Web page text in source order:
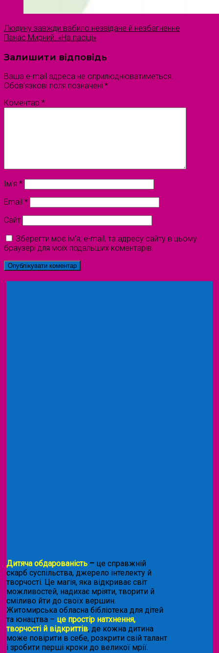
Людину завжди вабило незвідане й незбагненне
Панас Мирний. «На пасіці»
Залишити відповідь
Ваша e-mail адреса не оприлюднюватиметься.
Обов’язкові поля позначені *
Коментар *
Ім'я *
Email *
Сайт
Зберегти моє ім'я, e-mail, та адресу сайту в цьому
браузері для моїх подальших коментарів.
Дитяча обдарованість – це справжній
скарб суспільства, джерело інтелекту й
творчості. Це магія, яка відкриває світ
можливостей, надихає мріяти, творити й
сміливо йти до своїх вершин.
Житомирська обласна бібліотека для дітей
та юнацтва – це простір натхнення,
творчості й відкриттів, де кожна дитина
може повірити в себе, розкрити свій талант
і зробити перші кроки до великої мрії.